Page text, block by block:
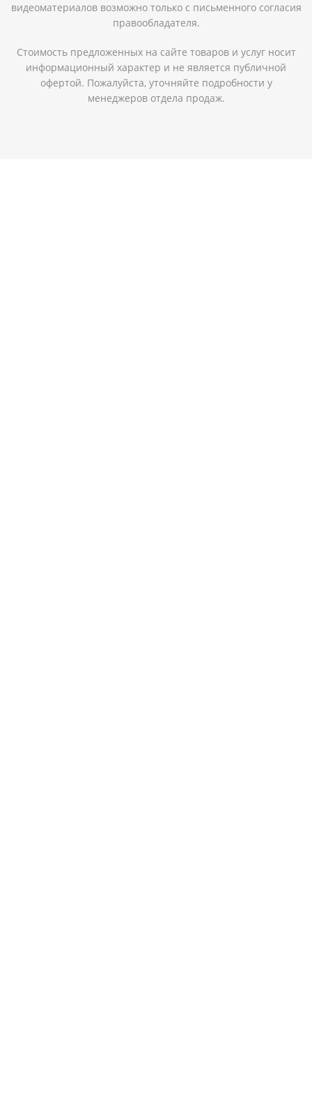
видеоматериалов возможно только с письменного согласия
правообладателя.
Стоимость предложенных на сайте товаров и услуг носит
информационный характер и не является публичной
офертой. Пожалуйста, уточняйте подробности у
менеджеров отдела продаж.